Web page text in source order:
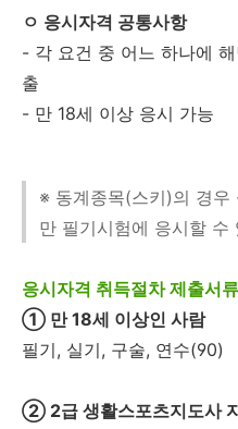
ㅇ 응시자격 공통사항
- 각 요건 중 어느 하나에
출
- 만 18세 이상 응시 가능
※ 동계종목(스키)의 경우
만 필기시험에 응시할 수
응시자격 취득절차 제출서
① 만 18세 이상인 사람
필기, 실기, 구술, 연수(90)
② 2급 생활스포츠지도사